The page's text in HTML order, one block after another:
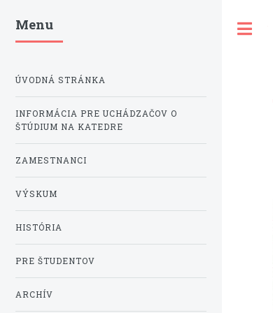
Menu
ÚVODNÁ STRÁNKA
INFORMÁCIA PRE UCHÁDZAČOV O
ŠTÚDIUM NA KATEDRE
ZAMESTNANCI
VÝSKUM
HISTÓRIA
PRE ŠTUDENTOV
ARCHÍV